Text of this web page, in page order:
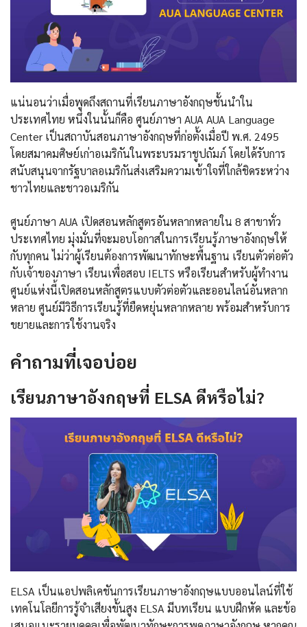
แน่นอนว่าเมื่อพูดถึงสถานที่เรียนภาษาอังกฤษชั้นนำใน
ประเทศไทย หนึ่งในนั้นก็คือ ศูนย์ภาษา AUA AUA Language
Center เป็นสถาบันสอนภาษาอังกฤษที่ก่อตั้งเมื่อปี พ.ศ. 2495
โดยสมาคมศิษย์เก่าอเมริกันในพระบรมราชูปถัมภ์ โดยได้รับการ
สนับสนุนจากรัฐบาลอเมริกันส่งเสริมความเข้าใจที่ใกล้ชิดระหว่าง
ชาวไทยและชาวอเมริกัน
ศูนย์ภาษา AUA เปิดสอนหลักสูตรอันหลากหลายใน 8 สาขาทั่ว
ประเทศไทย มุ่งมั่นที่จะมอบโอกาสในการเรียนรู้ภาษาอังกฤษให้
กับทุกคน ไม่ว่าผู้เรียนต้องการพัฒนาทักษะพื้นฐาน เรียนตัวต่อตัว
กับเจ้าของภาษา เรียนเพื่อสอบ IELTS หรือเรียนสำหรับผู้ทำงาน
ศูนย์แห่งนี้เปิดสอนหลักสูตรแบบตัวต่อตัวและออนไลน์อันหลาก
หลาย ศูนย์มีวิธีการเรียนรู้ที่ยืดหยุ่นหลากหลาย พร้อมสำหรับการ
ขยายและการใช้งานจริง
คำถามที่เจอบ่อย
เรียนภาษาอังกฤษที่ ELSA ดีหรือไม่?
ELSA เป็นแอปพลิเคชันการเรียนภาษาอังกฤษแบบออนไลน์ที่ใช้
เทคโนโลยีการรู้จำเสียงขั้นสูง ELSA มีบทเรียน แบบฝึกหัด และข้อ